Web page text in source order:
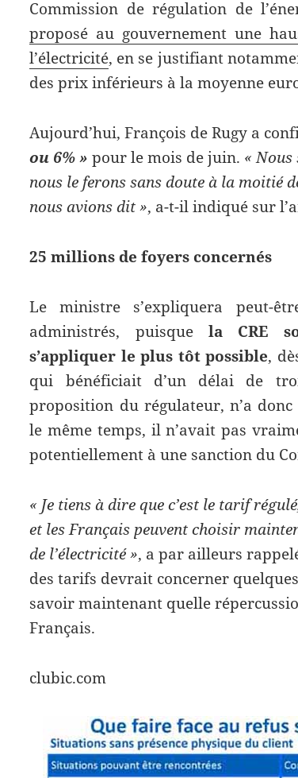
Commission de régulation de
proposé au gouvernement une
l’électricité, en se justifiant
des prix inférieurs à la moyenne
Aujourd’hui, François de Rugy a
ou 6% » pour le mois de juin. « Nous
nous le ferons sans doute à la moitié
nous avions dit », a-t-il indiqué sur
25 millions de foyers concernés
Le ministre s’expliquera peut-
administrés, puisquela CRE
s’appliquer le plus tôt possible,
qui bénéficiait d’un délai de
proposition du régulateur, n’a
le même temps, il n’avait pas
potentiellement à une sanction du
« Je tiens à dire que c’est le tarif
et les Français peuvent choisir
de l’électricité », a par ailleurs
des tarifs devrait concerner
savoir maintenant quelle
Français.
clubic.com